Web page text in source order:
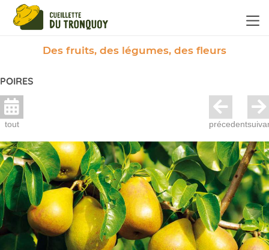
Des fruits, des légumes, des fleurs
POIRES
tout précedent
Panneau de gestion des cookies